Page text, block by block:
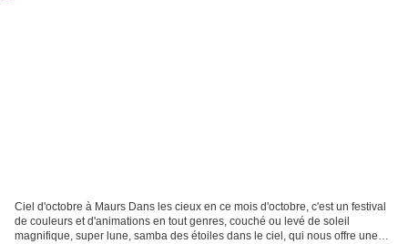
Ciel d'octobre à Maurs Dans les cieux en ce mois d'octobre, c'est un festival
de couleurs et d'animations en tout genres, couché ou levé de soleil
magnifique, super lune, samba des étoiles dans le ciel, qui nous offre une